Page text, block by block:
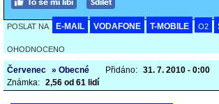
POSLAT NA E-MAIL VODAFONE T-MOBILE O2
OHODNOCENO
Červenec » Obecné Přidáno: 31. 7. 2010 - 0:00
Známka: 2,56 od 61 lidí